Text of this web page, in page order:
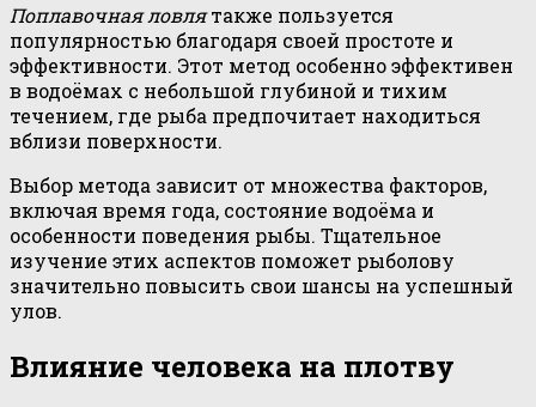
Поплавочная ловлятакже пользуется
популярностью благодаря своей простоте и
эффективности. Этот метод особенно эффективен
в водоёмах с небольшой глубиной и тихим
течением, где рыба предпочитает находиться
вблизи поверхности.
Выбор метода зависит от множества факторов,
включая время года, состояние водоёма и
особенности поведения рыбы. Тщательное
изучение этих аспектов поможет рыболову
значительно повысить свои шансы на успешный
улов.
Влияние человека на плотву